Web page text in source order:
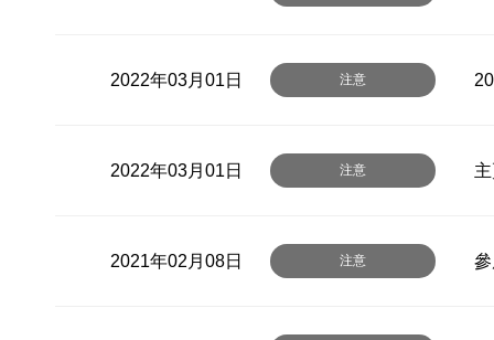
2022年03月01日 注意
2022年03月01日 注意
2021年02月08日 注意